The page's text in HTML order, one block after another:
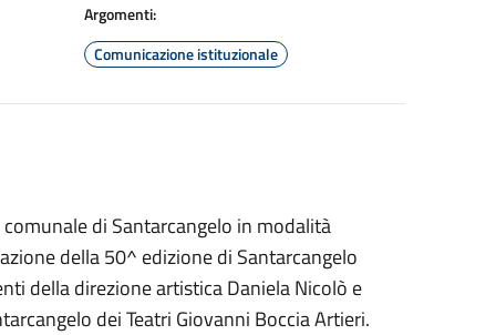
Argomenti:
Comunicazione istituzionale
di Santarcangelo in modalità
della 50^ edizione di Santarcangelo
della direzione artistica Daniela Nicolò e
dei Teatri Giovanni Boccia Artieri.